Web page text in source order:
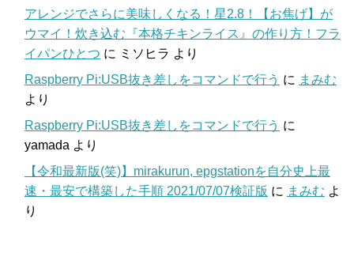
アレンジでさらに美味しくなる！星2.8！【お焦げ】が
ウマイ！炊き込む『本格チキンライス』の作り方！フラ
イパンひとつ に ミソヒラ より
Raspberry Pi:USB抜き差しをコマンドで行う に まみむ
より
Raspberry Pi:USB抜き差しをコマンドで行う に
yamada より
【令和最新版(笑)】mirakurun, epgstationを自分史上最
速・最安で構築した手順 2021/07/07検証版 に まみむ よ
り